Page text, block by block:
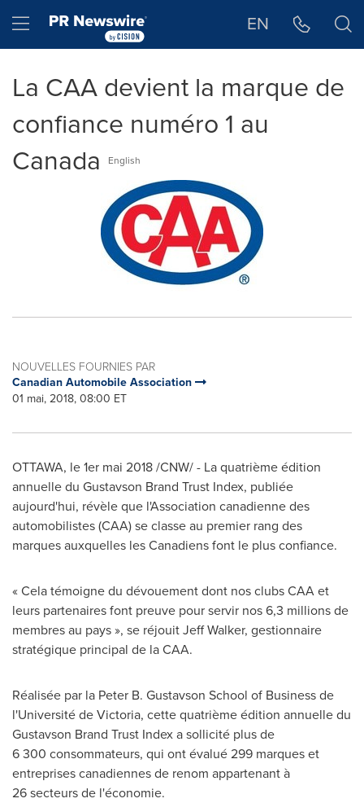
Hamburger menu EN
La CAA devient la marque de
confiance numéro 1 au
Canada
English
NOUVELLES FOURNIES PAR
Canadian Automobile Association
01 mai, 2018, 08:00 ET
OTTAWA, le 1er mai 2018 /CNW/ - La quatrième édition
annuelle du Gustavson Brand Trust Index, publiée
aujourd'hui, révèle que l'Association canadienne des
automobilistes (CAA) se classe au premier rang des
marques auxquelles les Canadiens font le plus confiance.
« Cela témoigne du dévouement dont nos clubs CAA et
leurs partenaires font preuve pour servir nos 6,3 millions de
membres au pays », se réjouitJeff Walker, gestionnaire
stratégique principal de la CAA.
Réalisée par la Peter B. Gustavson School of Business de
l'Université deVictoria, cette quatrième édition annuelle du
Gustavson Brand Trust Index a sollicité plus de
6 300 consommateurs, qui ont évalué 299 marques et
entreprises canadiennes de renom appartenant à
26 secteurs de l'économie.